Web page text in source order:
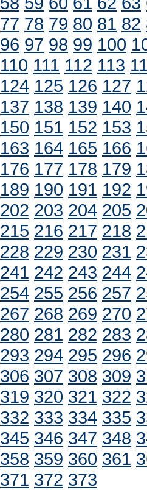
77 78 79 80 81 82
96 97 98 99 100
110 111 112 113
124 125 126 127
137 138 139 140
150 151 152 153
163 164 165 166
176 177 178 179
189 190 191 192
202 203 204 205
215 216 217 218
228 229 230 231
241 242 243 244
254 255 256 257
267 268 269 270
280 281 282 283
293 294 295 296
306 307 308 309
319 320 321 322
332 333 334 335
345 346 347 348
358 359 360 361
371 372 373